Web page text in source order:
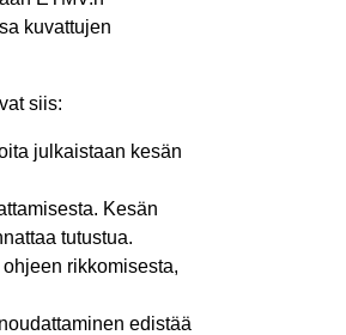
kuvattujen
siis:
julkaistaan kesän
Kesän
tutustua.
rikkomisesta,
edistää